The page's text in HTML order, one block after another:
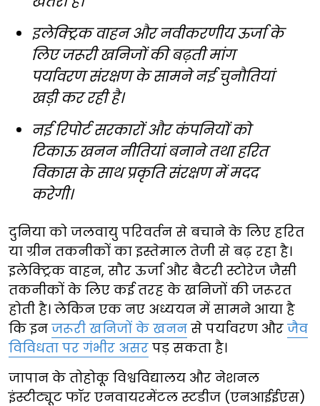
इलेक्ट्रिक वाहन और नवीकरणीय ऊर्जा के
लिए जरूरी खनिजों की बढ़ती मांग
पर्यावरण संरक्षण के सामने नई चुनौतियां
खड़ी कर रही है।
नई रिपोर्ट सरकारों और कंपनियों को
टिकाऊ खनन नीतियां बनाने तथा हरित
विकास के साथ प्रकृति संरक्षण में मदद
करेगी।
दुनिया को जलवायु परिवर्तन से बचाने के लिए हरित
या ग्रीन तकनीकों का इस्तेमाल तेजी से बढ़ रहा है।
इलेक्ट्रिक वाहन, सौर ऊर्जा और बैटरी स्टोरेज जैसी
तकनीकों के लिए कई तरह के खनिजों की जरूरत
होती है। लेकिन एक नए अध्ययन में सामने आया है
कि इन जरूरी खनिजों के खनन से पर्यावरण और जैव
विविधता पर गंभीर असर पड़ सकता है।
जापान के तोहोकू विश्वविद्यालय और नेशनल
इंस्टीट्यूट फॉर एनवायरमेंटल स्टडीज (एनआईईएस)